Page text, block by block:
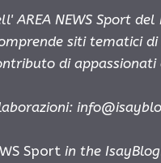
AREA NEWS Sport
siti tematici
di appassionati
Sport in the